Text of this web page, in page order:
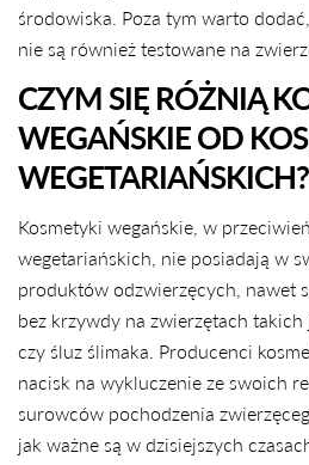
środowiska. Poza tym warto
nie są również testowane na
CZYM SIĘ RÓŻNIĄ
WEGAŃSKIE OD
WEGETARIAŃSKICH?
Kosmetyki wegańskie, w
wegetariańskich, nie posiadają w
produktów odzwierzęcych, nawet
bez krzywdy na zwierzętach
czy śluz ślimaka. Producenci
nacisk na wykluczenie ze swoich
surowców pochodzenia
jak ważne są w dzisiejszych